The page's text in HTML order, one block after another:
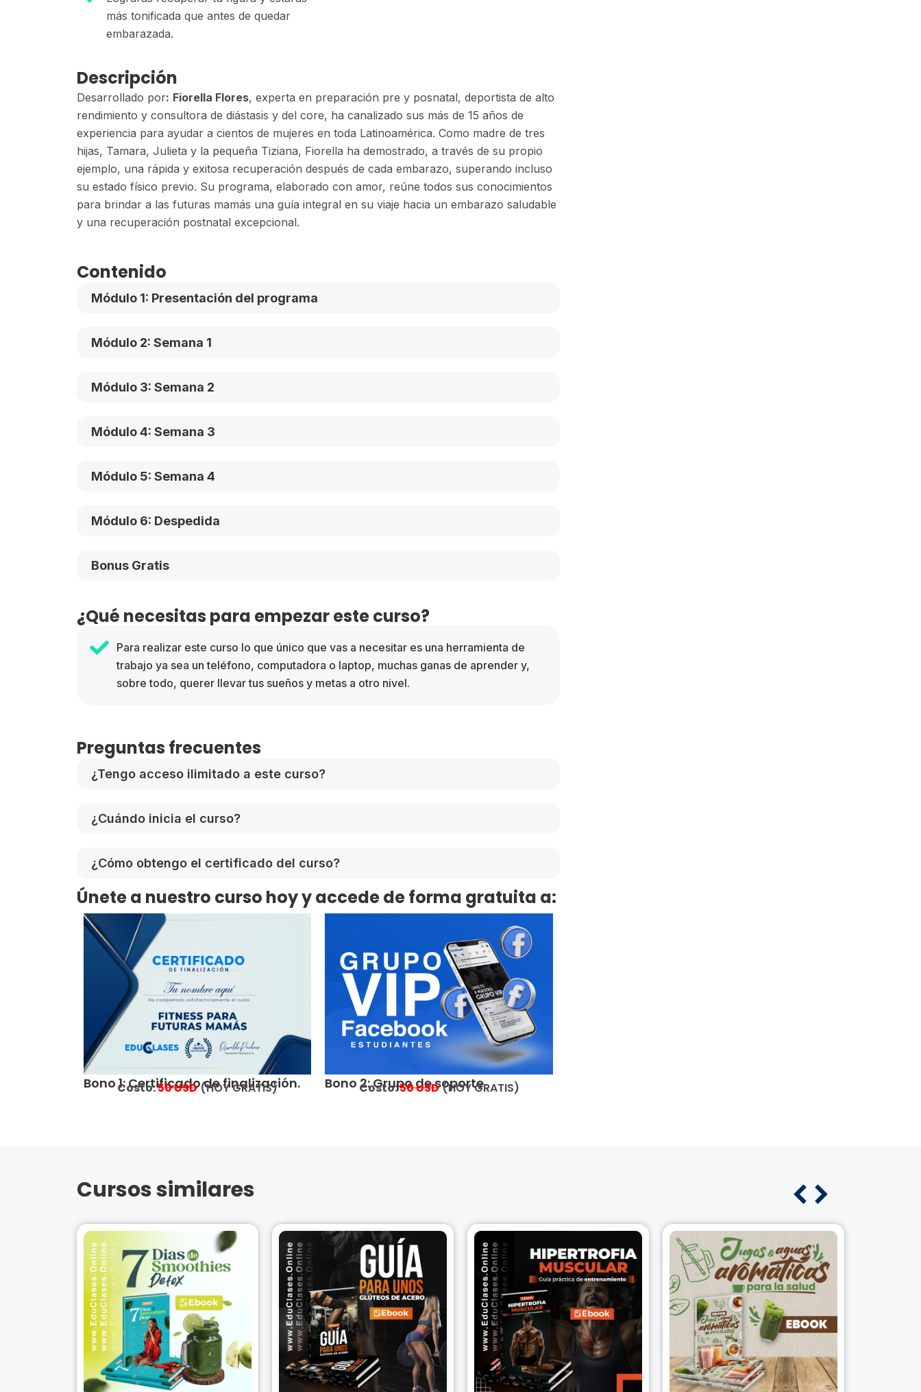
más tonificada que antes de quedar
embarazada.
Descripción
Desarrollado por: Fiorella Flores, experta en preparación pre y posnatal, deportista de alto
rendimiento y consultora de diástasis y del core, ha canalizado sus más de 15 años de
experiencia para ayudar a cientos de mujeres en toda Latinoamérica. Como madre de tres
hijas, Tamara, Julieta y la pequeña Tiziana, Fiorella ha demostrado, a través de su propio
ejemplo, una rápida y exitosa recuperación después de cada embarazo, superando incluso
su estado físico previo. Su programa, elaborado con amor, reúne todos sus conocimientos
para brindar a las futuras mamás una guía integral en su viaje hacia un embarazo saludable
y una recuperación postnatal excepcional.
Contenido
Módulo 1: Presentación del programa
Módulo 2: Semana 1
Módulo 3: Semana 2
Módulo 4: Semana 3
Módulo 5: Semana 4
Módulo 6: Despedida
Bonus Gratis
¿Qué necesitas para empezar este curso?
Para realizar este curso lo que único que vas a necesitar es una herramienta de
trabajo ya sea un teléfono, computadora o laptop, muchas ganas de aprender y,
sobre todo, querer llevar tus sueños y metas a otro nivel.
Preguntas frecuentes
¿Tengo acceso ilimitado a este curso?
¿Cuándo inicia el curso?
¿Cómo obtengo el certificado del curso?
Únete a nuestro curso hoy y accede de forma gratuita a:
Bono 1: Certificado de finalización.
Costo:50 USD (HOY GRATIS) Bono 2: Grupo de soporte
Costo:50 USD(HOY GRATIS)
Cursos similares